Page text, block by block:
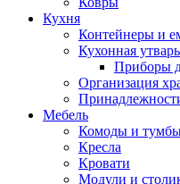
Кухня
Контейнеры и
Кухонная утварь
Приборы
Организация
Мебель
Комоды и
Кресла
Кровати
Модули и